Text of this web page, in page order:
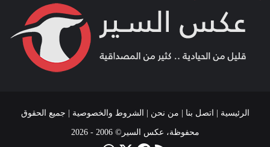
الرئيسية اتصل بنا من نحن الشروط والخصوصية | جميع الحقوق
محفوظة، عكس السير© 2006 - 2026